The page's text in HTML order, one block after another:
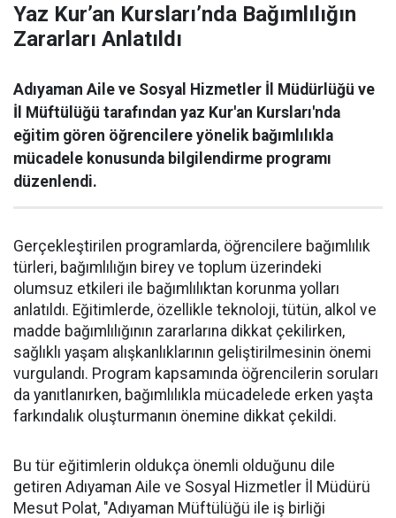
Yaz Kur’an Kursları’nda Bağımlılığın
Zararları Anlatıldı
Adıyaman Aile ve Sosyal Hizmetler İl Müdürlüğü ve
İl Müftülüğü tarafından yaz Kur'an Kursları'nda
eğitim gören öğrencilere yönelik bağımlılıkla
mücadele konusunda bilgilendirme programı
düzenlendi.
Gerçekleştirilen programlarda, öğrencilere bağımlılık
türleri, bağımlılığın birey ve toplum üzerindeki
olumsuz etkileri ile bağımlılıktan korunma yolları
anlatıldı. Eğitimlerde, özellikle teknoloji, tütün, alkol ve
madde bağımlılığının zararlarına dikkat çekilirken,
sağlıklı yaşam alışkanlıklarının geliştirilmesinin önemi
vurgulandı. Program kapsamında öğrencilerin soruları
da yanıtlanırken, bağımlılıkla mücadelede erken yaşta
farkındalık oluşturmanın önemine dikkat çekildi.
Bu tür eğitimlerin oldukça önemli olduğunu dile
getiren Adıyaman Aile ve Sosyal Hizmetler İl Müdürü
Mesut Polat, "Adıyaman Müftülüğü ile iş birliği